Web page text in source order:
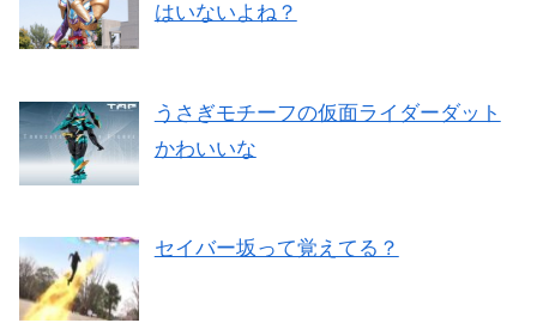
はいないよね？
うさぎモチーフの仮面ライダーダット
かわいいな
セイバー坂って覚えてる？